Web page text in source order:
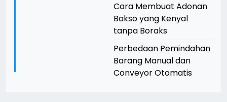
Cara Membuat Adonan
Bakso yang Kenyal
tanpa Boraks
Perbedaan Pemindahan
Barang Manual dan
Conveyor Otomatis